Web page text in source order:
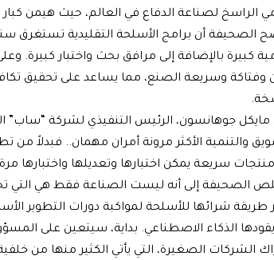
الراسخ لصناعة الدفاع في العالم، حيث هيمن كبار
الصحيفة أن برامج الأسلحة التقليدية تستغرق
كبيرة بالإضافة إلى مرافق بحث واختبار كبيرة.
وفتاكة وسريعة الصنع، مما يساعد على تحقيق
مايكل جوهانسون، الرئيس التنفيذي لشركة “ساب”
والتنمية الأكثر مرونة أمران مهمان.. فبدلاً
منتجات سريعة يمكن اختبارها وتعديلها واختبارها
الصحيفة إلى أنه ليست الصناعة فقط هي التي
طريقة شرائها للأسلحة لمواكبة دورات التطوير
يقودها الذكاء الاصطناعي. بداية، سيتعين على
الشركات الصغيرة، التي يأتي الكثير منها من